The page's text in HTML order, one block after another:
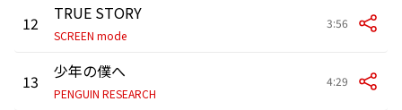
12 TRUE STORY
SCREEN mode
3:56
13 少年の僕へ
PENGUIN RESEARCH
4:29